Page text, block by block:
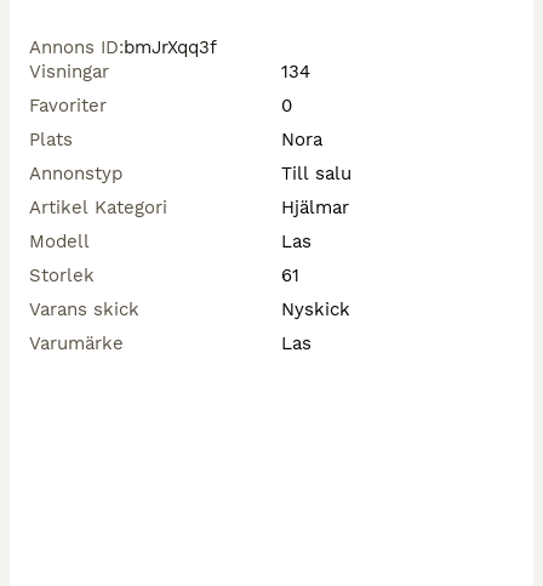
Annons ID:bmJrXqq3f
Visningar
134
Favoriter
0
Plats
Nora
Annonstyp
Till salu
Artikel Kategori
Hjälmar
Modell
Las
Storlek
61
Varans skick
Nyskick
Varumärke
Las